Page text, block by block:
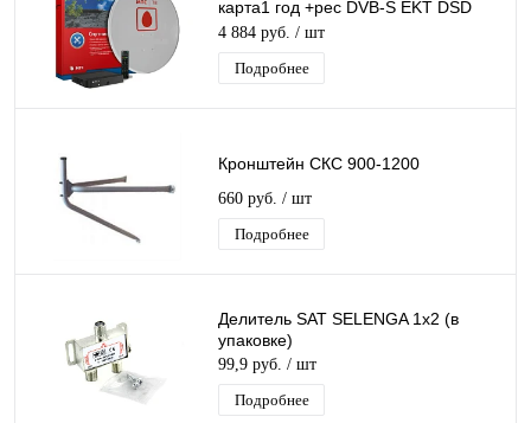
карта1 год +рес DVB-S EKT DSD
4404 +Ант 0,6м серая +Ку +каб.20м
4 884 руб. / шт
Подробнее
Кронштейн СКС 900-1200
660 руб. / шт
Подробнее
Делитель SAT SELENGA 1x2 (в
упаковке)
99,9 руб. / шт
Подробнее